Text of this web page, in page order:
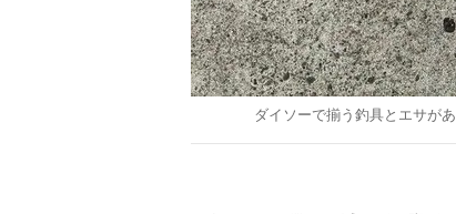
ダイソーで揃う釣具とエサが